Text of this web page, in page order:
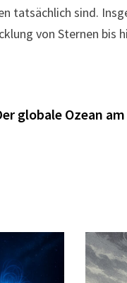
tatsächlich sind.
von Sternen bis
globale Ozean